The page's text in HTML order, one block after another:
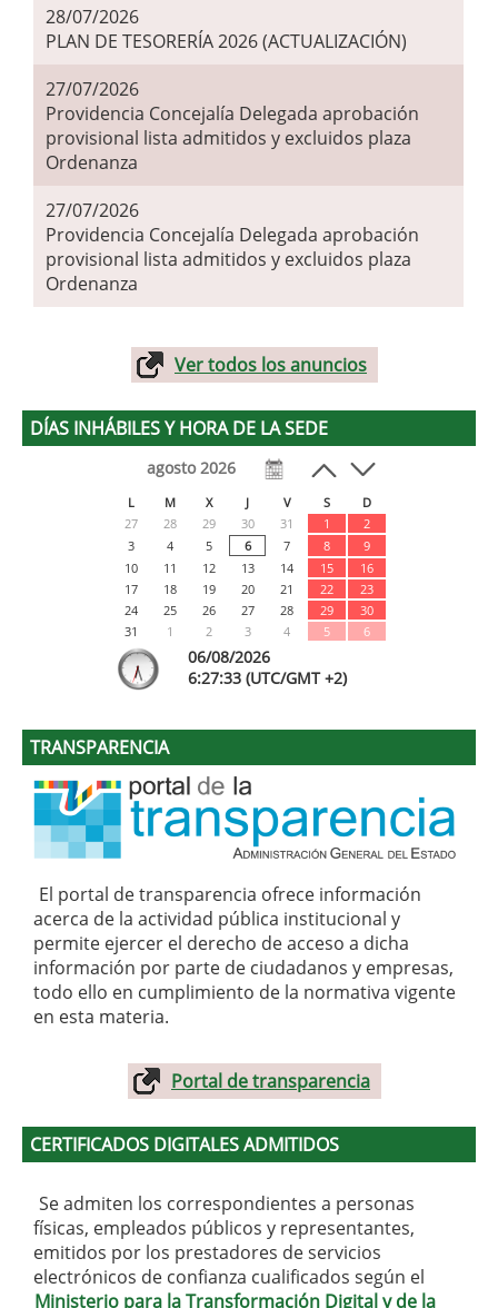
28/07/2026
PLAN DE TESORERÍA 2026 (ACTUALIZACIÓN)
27/07/2026
Providencia Concejalía Delegada aprobación
provisional lista admitidos y excluidos plaza
Ordenanza
27/07/2026
Providencia Concejalía Delegada aprobación
provisional lista admitidos y excluidos plaza
Ordenanza
Ver todos los anuncios
DÍAS INHÁBILES Y HORA DE LA SEDE
agosto 2026
L M X J V S
D
27
28 29 30 31 1
2
3
4 5 6 7 8
9
10
11 12 13 14 15
16
17
18 19 20 21 22
23
24
25 26 27 28 29
30
31
1 2 3 4 5 6
06/08/2026
6:27:33 (UTC/GMT +2)
TRANSPARENCIA
El portal de transparencia ofrece información
acerca de la actividad pública institucional y
permite ejercer el derecho de acceso a dicha
información por parte de ciudadanos y empresas,
todo ello en cumplimiento de la normativa vigente
en esta materia.
Portal de transparencia
CERTIFICADOS DIGITALES ADMITIDOS
Se admiten los correspondientes a personas
físicas, empleados públicos y representantes,
emitidos por los prestadores de servicios
electrónicos de confianza cualificados según el
Ministerio para la Transformación Digital y de la